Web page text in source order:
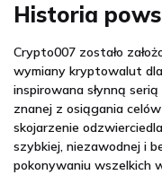
Historia
Crypto007 zostało
wymiany kryptowalut
inspirowana słynną
znanej z osiągania
skojarzenie
szybkiej, niezawodnej i
pokonywaniu wszelkich